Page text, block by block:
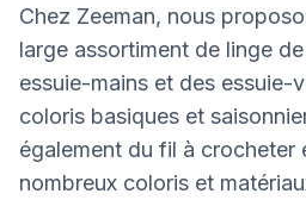
Chez Zeeman, nous
large assortiment de linge
essuie-mains et des essuie-
coloris basiques et
également du fil à crocheter
nombreux coloris et